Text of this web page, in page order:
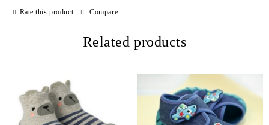
Rate this product Compare
Related products